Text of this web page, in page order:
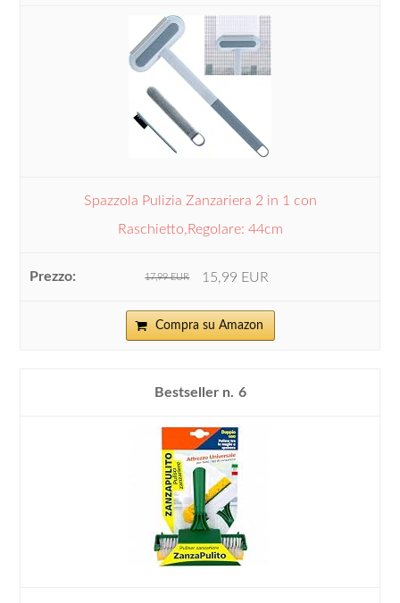
Spazzola Pulizia Zanzariera 2 in 1 con
Raschietto,Regolare: 44cm
17,99 EUR 15,99 EUR
Compra su Amazon
6